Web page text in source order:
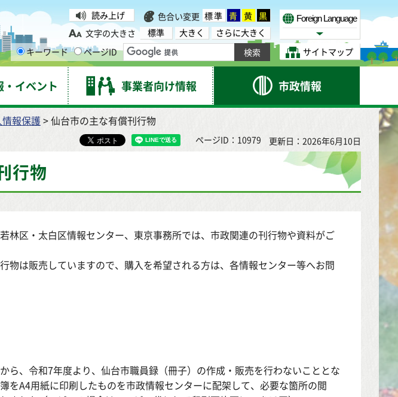
読み上げ 色合い変更 標準 青 黄 黒
文字の大きさ
標準 大きく
さらに大きく
キーワード
ページID
Foreign Language
Select Language
サイトマップ
・イベント 事業者向け情報 市政情報
報保護> 仙台市の主な有償刊行物
ページID：10979 更新日：2026年6月10日
行物
林区・太白区情報センター、東京事務所では、市政関連の刊行物や資料がご
物は販売していますので、購入を希望される方は、各情報センター等へお問
ら、令和7年度より、仙台市職員録（冊子）の作成・販売を行わないこととな
をA4用紙に印刷したものを市政情報センターに配架して、必要な箇所の閲